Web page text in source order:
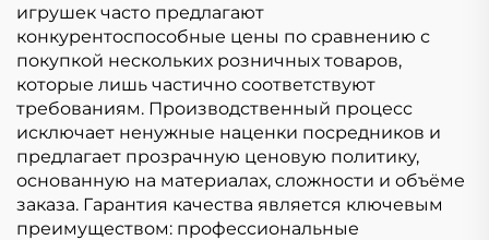
игрушек часто предлагают
конкурентоспособные цены по сравнению с
покупкой нескольких розничных товаров,
которые лишь частично соответствуют
требованиям. Производственный процесс
исключает ненужные наценки посредников и
предлагает прозрачную ценовую политику,
основанную на материалах, сложности и объёме
заказа. Гарантия качества является ключевым
преимуществом: профессиональные